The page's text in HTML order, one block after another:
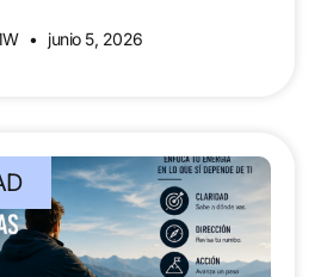
junio 5, 2026